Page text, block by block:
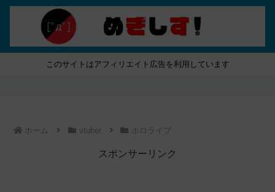
このサイトはアフィリエイト広告を利用しています
ホーム vtuber ホロライブ
スポンサーリンク